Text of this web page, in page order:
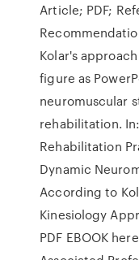
Article; PDF;
Kolar's
figure as
neuromuscular
rehabilitation.
Rehabilitation
Dynamic
According to
Kinesiology
PDF EBOOK